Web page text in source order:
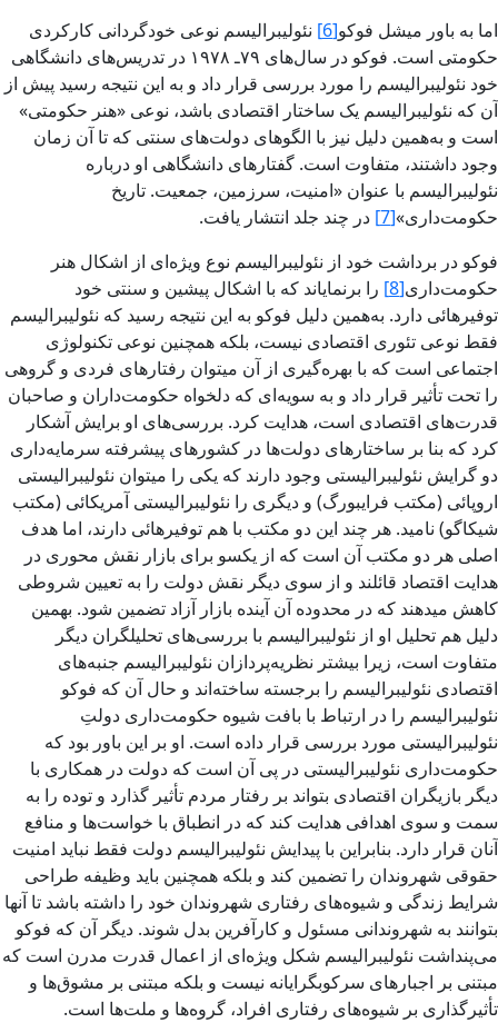
اما به باور میشل فوکو[6]
نئولیبرالیسم نوعی خودگردانی کارکردی
حکومتی است. فوکو در سال‌های ۷۹ـ ۱۹۷۸ در تدریس‌های دانشگاهی
خود نئولیبرالیسم را مورد بررسی قرار داد و به این نتیجه رسید پیش از
آن که نئولیبرالیسم یک ساختار اقتصادی باشد، نوعی «هنر حکومتی»
است و به‌همین دلیل نیز با الگوهای دولت‌های سنتی که تا آن زمان
وجود داشتند، متفاوت است. گفتارهای دانشگاهی او درباره
نئولیبرالیسم با عنوان «امنیت، سرزمین، جمعیت. تاریخ
حکومت‌داری»[7]
در چند جلد انتشار یافت.
فوکو در برداشت خود از نئولیبرالیسم نوع ویژه‌ای از اشکال هنر
حکومت‌داری[8]
را برنمایاند که با اشکال پیشین و سنتی خود
توفیرهائی دارد. به‌همین دلیل فوکو به این نتیجه رسید که نئولیبرالیسم
فقط نوعی تئوری اقتصادی نیست، بلکه همچنین نوعی تکنولوژی
اجتماعی است که با بهره‌گیری از آن میتوان رفتارهای فردی و گروهی
را تحت تأثیر قرار داد و به سویه‌ای که دلخواه حکومت‌داران و صاحبان
قدرت‌های اقتصادی است، هدایت کرد. بررسی‌های او برایش آشکار
کرد که بنا بر ساختارهای دولت‌ها در کشورهای پیشرفته سرمایه‌داری
دو گرایش نئولیبرالیستی وجود دارند که یکی را میتوان نئولیبرالیستی
اروپائی (مکتب فرایبورگ) و دیگری را نئولیبرالیستی آمریکائی (مکتب
شیکاگو) نامید. هر چند این دو مکتب با هم توفیرهائی دارند، اما هدف
اصلی هر دو مکتب آن است که از یکسو برای بازار نقش محوری در
هدایت اقتصاد قائلند و از سوی دیگر نقش دولت را به تعیین شروطی
کاهش میدهند که در محدوده آن آینده بازار آزاد تضمین شود. بهمین
دلیل هم تحلیل او از نئولیبرالیسم با بررسی‌های تحلیلگران دیگر
متفاوت است، زیرا بیشتر نظریه‌پردازان نئولیبرالیسم جنبه‌های
اقتصادی نئولیبرالیسم را برجسته ساخته‌اند و حال آن که فوکو
نئولیبرالیسم را در ارتباط با بافت شیوه حکومت‌داری دولتِ
نئولیبرالیستی مورد بررسی قرار داده است. او بر این باور بود که
حکومت‌داری نئولیبرالیستی در پی آن است که دولت در همکاری با
دیگر بازیگران اقتصادی بتواند بر رفتار مردم تأثیر گذارد و توده را به
سمت و سوی اهدافی هدایت کند که در انطباق با خواست‌ها و منافع
آنان قرار دارد. بنابراین با پیدایش نئولیبرالیسم دولت فقط نباید امنیت
حقوقی شهروندان را تضمین کند و بلکه همچنین باید وظیفه طراحی
شرایط زندگی و شیوه‌های رفتاری شهروندان خود را داشته باشد تا آنها
بتوانند به شهروندانی مسئول و کارآفرین بدل شوند. دیگر آن که فوکو
می‌پنداشت نئولیبرالیسم شکل ویژه‌ای‌ از اعمال قدرت مدرن است که
مبتنی بر اجبارهای سرکوبگرایانه نیست و بلکه مبتنی بر مشوق‌ها و
تأثیرگذاری‌ بر شیوه‌های رفتاری افراد، گروه‌ها و ملت‌ها است.